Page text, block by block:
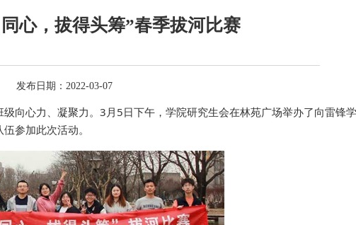
心，拔得头筹”春季拔河比赛
发布日期：2022-03-07
向心力、凝聚力。3月5日下午，学院研究生会在林苑广场举办了向雷锋学
参加此次活动。